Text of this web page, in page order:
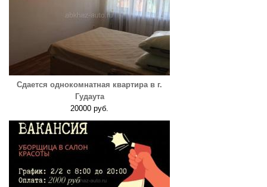
Сдается однокомнатная квартира в г.
Гудаута
20000 руб.